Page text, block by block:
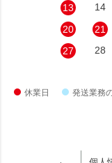
13
14
20
21
27
28
休業日 発送業務